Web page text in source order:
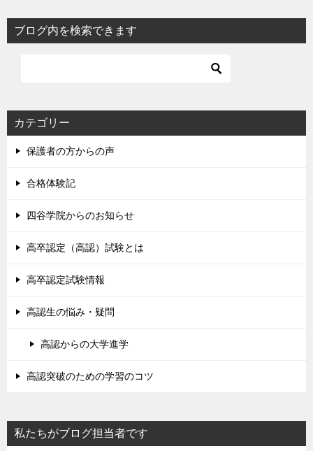
ブログ内を検索できます
カテゴリー
保護者の方からの声
合格体験記
四谷学院からのお知らせ
高卒認定（高認）試験とは
高卒認定試験情報
高認生の悩み・疑問
高認からの大学進学
高認突破のための学習のコツ
私たちがブログ担当者です